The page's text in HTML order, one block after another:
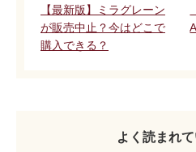
【最新版】ミラグレーン
が販売中止？今はどこで
購入できる？
よく読まれ